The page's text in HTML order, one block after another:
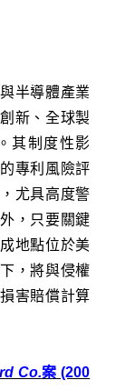
半導體產業
新、全球製
其制度性影
專利風險評
尤具高度警
，只要關鍵
地點位於美
，將與侵權
害賠償計算
Co.案 (200